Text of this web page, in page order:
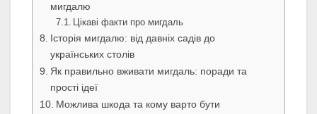
мигдалю
Цікаві факти про мигдаль
Історія мигдалю: від давніх садів до
українських столів
Як правильно вживати мигдаль: поради та
прості ідеї
Можлива шкода та кому варто бути